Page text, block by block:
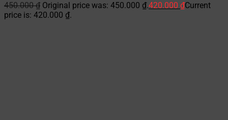
450.000₫ Original price was: 450.000 ₫.420.000 ₫Current
price is: 420.000 ₫.